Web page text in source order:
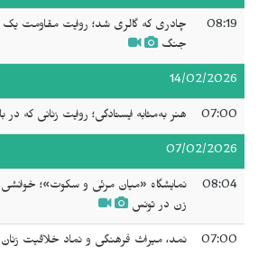
08:19
چادری که گالری شد؛ روایت مقاومت
جنگ
14/02/2026
07:00 هنر به‌مثابه ایستادگی؛ روایت زنانی که
07/02/2026
08:04
نمایشگاه «میان مرئی و سکوت»؛ خوانشی
زن در تونس
07:00 نمد، میراث فرهنگی و نماد خلاقیت زنان